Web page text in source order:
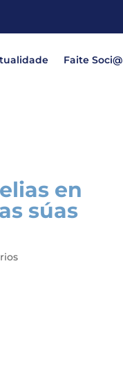
Faite Soci@
en
súas